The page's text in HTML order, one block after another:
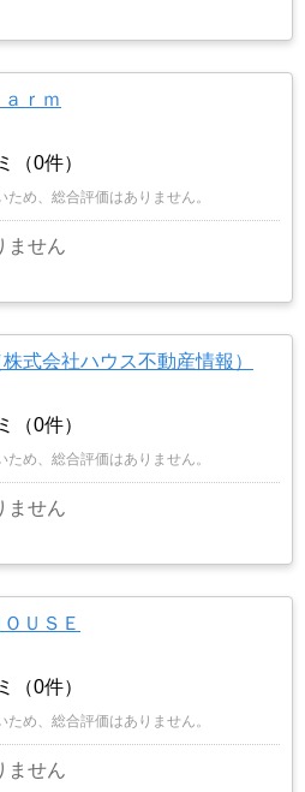
ｒｍ
（0件）
め、総合評価はありません。
ません
式会社ハウス不動産情報）
（0件）
め、総合評価はありません。
ません
ＵＳＥ
（0件）
め、総合評価はありません。
ません